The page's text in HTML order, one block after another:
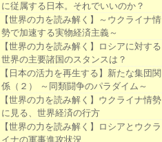
に従属する日本。それでいいのか？
【世界の力を読み解く】～ウクライナ情
勢で加速する実物経済主義～
【世界の力を読み解く】ロシアに対する
世界の主要諸国のスタンスは？
【日本の活力を再生する】新たな集団関
係（２） ～同類闘争のパラダイム～
【世界の力を読み解く】ウクライナ情勢
に見る、世界経済の行方
【世界の力を読み解く】ロシアとウクラ
イナの軍事進攻状況